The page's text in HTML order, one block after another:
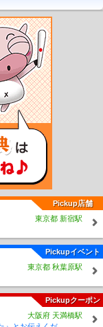
野山駅 備中川面駅
方谷
井駅 知和駅
妹尾駅 備中箕島駅
常山駅 八浜駅
駅 大安寺駅
原駅 坂根駅
寺駅 弓削駅
駅 法界院駅
駅 福井駅 浦田駅
真備駅 備中呉妹駅
子守唄の里高屋駅
駅 中納言駅
前駅 清輝橋駅
Pickup店舗
東京都 新宿駅
Pickupイベント
東京都 秋葉原駅
Pickupクーポン
大阪府 天満橋駅